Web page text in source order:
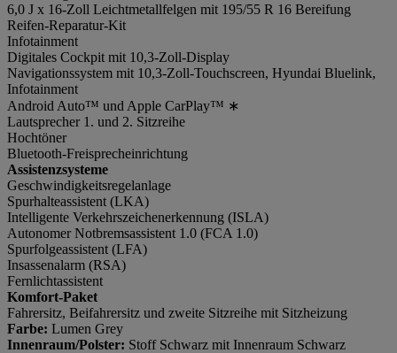
6,0 J x 16-Zoll Leichtmetallfelgen mit 195/55 R 16 Bereifung
Reifen-Reparatur-Kit
Infotainment
Digitales Cockpit mit 10,3-Zoll-Display
Navigationssystem mit 10,3-Zoll-Touchscreen, Hyundai Bluelink,
Infotainment
Android Auto™ und Apple CarPlay™ ∗
Lautsprecher 1. und 2. Sitzreihe
Hochtöner
Bluetooth-Freisprecheinrichtung
Assistenzsysteme
Geschwindigkeitsregelanlage
Spurhalteassistent (LKA)
Intelligente Verkehrszeichenerkennung (ISLA)
Autonomer Notbremsassistent 1.0 (FCA 1.0)
Spurfolgeassistent (LFA)
Insassenalarm (RSA)
Fernlichtassistent
Komfort-Paket
Fahrersitz, Beifahrersitz und zweite Sitzreihe mit Sitzheizung
Farbe: Lumen Grey
Innenraum/Polster: Stoff Schwarz mit Innenraum Schwarz